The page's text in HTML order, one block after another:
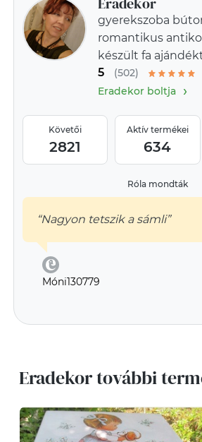
gyerekszoba
romantikus
készült fa
provence-i stílus
5
(502)
Eradekor boltja›
Követői
2821
Aktív termékei
634
Róla mondták
“Nagyon tetszik a sámli”
Móni130779
Eradekor további